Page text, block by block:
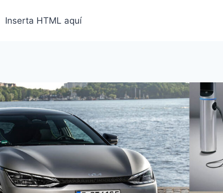
Inserta HTML aquí